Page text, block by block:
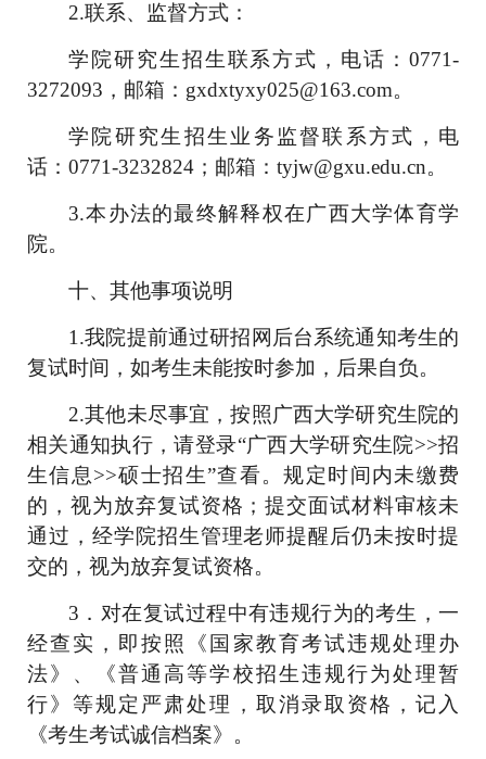
2.联系、监督方式 ：
学院研究生招生联系方式，电话： 0771-
3272093 ，邮箱： gxdxtyxy025@163.com。
学院研究生招生业务监督联系方式，电
话： 0771-3232824 ；邮箱： tyjw@gxu.edu.cn。
3.本办法的最终解释权在广西大学体育学
院。
十、其他事项说明
1.我院提前通过研招网后台系统通知考生的
复试时间，如考生未能按时参加，后果自负。
2.其他未尽事宜，按照广西大学研究生院的
相关通知执行，请登录“广西大学研究生院>>招
生信息>>硕士招生”查看。规定时间内未缴费
的，视为放弃复试资格；提交面试材料审核未
通过，经学院招生管理老师提醒后仍未按时提
交的，视为放弃复试资格。
3 ．对在复试过程中有违规行为的考生，一
经查实，即按照《国家教育考试违规处理办
法》、《普通高等学校招生违规行为处理暂
行》等规定严肃处理，取消录取资格，记入
《考生考试诚信档案》。